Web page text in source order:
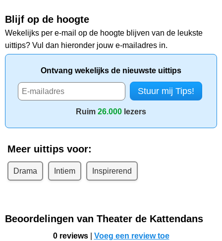
Blijf op de hoogte
Wekelijks per e-mail op de hoogte blijven van de leukste
uittips? Vul dan hieronder jouw e-mailadres in.
Ontvang wekelijks de nieuwste uittips
Ruim 26.000 lezers
Meer uittips voor:
Drama Intiem Inspirerend
Beoordelingen van Theater de Kattendans
0 reviews| Voeg een review toe